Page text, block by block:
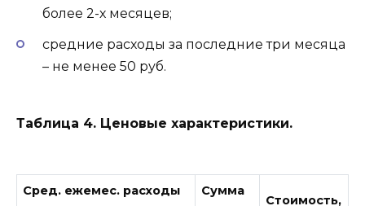
более 2-х месяцев;
средние расходы за последние три месяца
– не менее 50 руб.
Таблица 4. Ценовые характеристики.
Сред. ежемес. расходы
Сумма
Стоимость,